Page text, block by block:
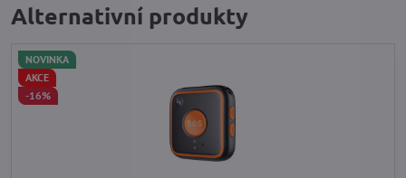
Alternativní produkty
NOVINKA
AKCE
-16%